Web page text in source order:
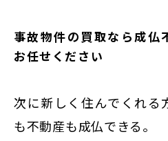
事故物件の買取なら成仏
お任せください
次に新しく住んでくれる
も不動産も成仏できる。